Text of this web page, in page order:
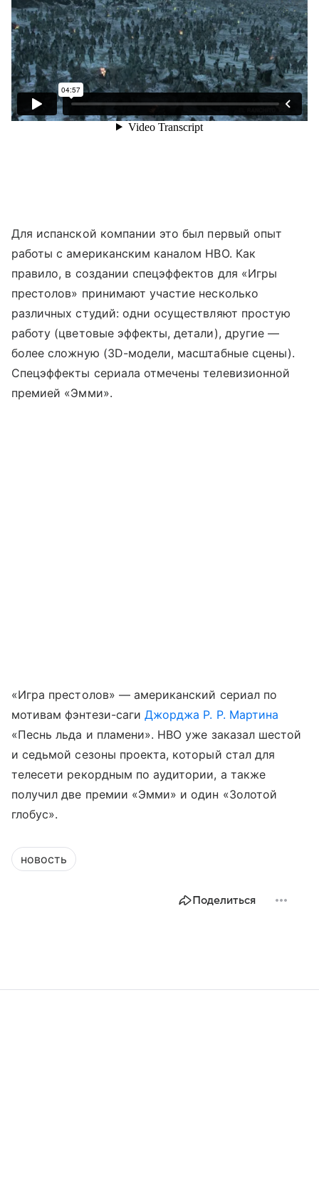
Для испанской компании это был первый опыт
работы с американским каналом HBO. Как
правило, в создании спецэффектов для «Игры
престолов» принимают участие несколько
различных студий: одни осуществляют простую
работу (цветовые эффекты, детали), другие —
более сложную (3D-модели, масштабные сцены).
Спецэффекты сериала отмечены телевизионной
премией «Эмми».
«Игра престолов» — американский сериал по
мотивам фэнтези-сагиДжорджа Р. Р. Мартина
«Песнь льда и пламени». HBO уже заказал шестой
и седьмой сезоны проекта, который стал для
телесети рекордным по аудитории, а также
получил две премии «Эмми» и один «Золотой
глобус».
новость
Поделиться